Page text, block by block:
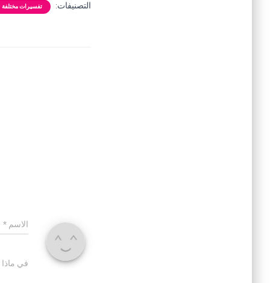
التصنيفات: تفسيرات مختلفة
الاسم *
في